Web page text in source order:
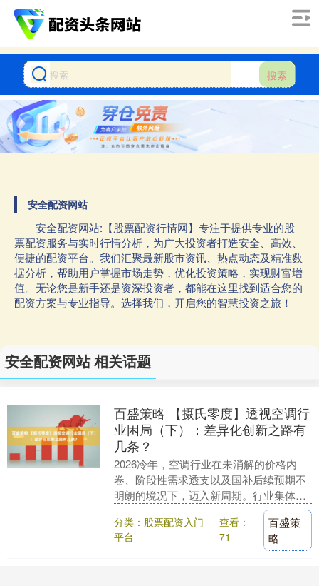
搜索
安全配资网站
安全配资网站:【股票配资行情网】专注于提供专业的股
票配资服务与实时行情分析，为广大投资者打造安全、高效、
便捷的配资平台。我们汇聚最新股市资讯、热点动态及精准数
据分析，帮助用户掌握市场走势，优化投资策略，实现财富增
值。无论您是新手还是资深投资者，都能在这里找到适合您的
配资方案与专业指导。选择我们，开启您的智慧投资之旅！
安全配资网站 相关话题
百盛策略 【摄氏零度】透视空调行
业困局（下）：差异化创新之路有
几条？
2026冷年，空调行业在未消解的价格内
卷、阶段性需求透支以及国补后续预期不
明朗的境况下，迈入新周期。行业集体意
识到：构建真正以用户需求为核心的差异
化创新体系，才....
分类：股票配资入门
平台
查看：
71
百盛策
略